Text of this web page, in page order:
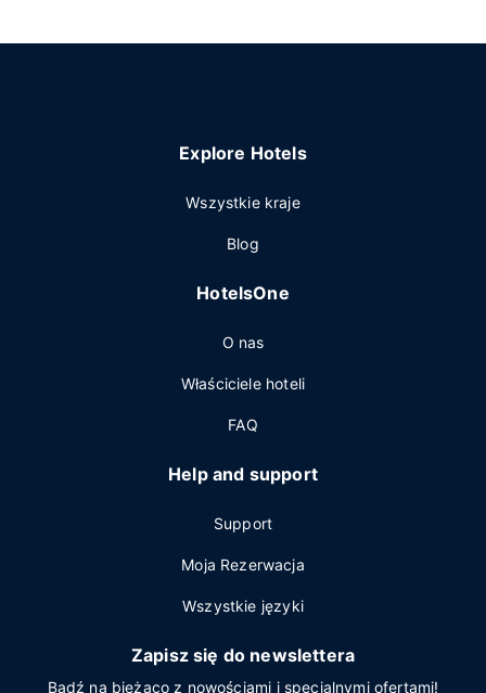
Explore Hotels
Wszystkie kraje
Blog
HotelsOne
O nas
Właściciele hoteli
FAQ
Help and support
Support
Moja Rezerwacja
Wszystkie języki
Zapisz się do newslettera
Bądź na bieżąco z nowościami i specjalnymi ofertami!